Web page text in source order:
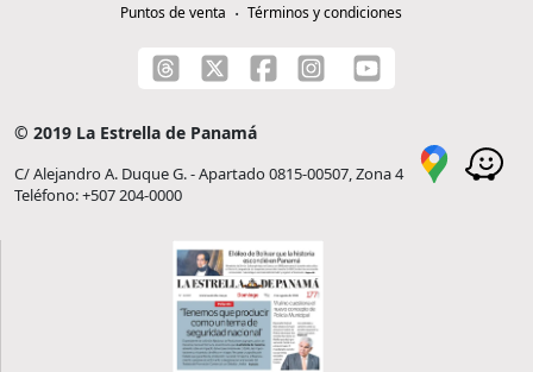
Puntos de venta
Términos y condiciones
© 2019 La Estrella de Panamá
C/ Alejandro A. Duque G. - Apartado 0815-00507, Zona 4
Teléfono: +507 204-0000